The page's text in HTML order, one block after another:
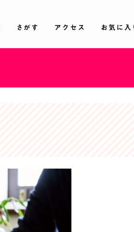
お気に入
アクセス
さがす